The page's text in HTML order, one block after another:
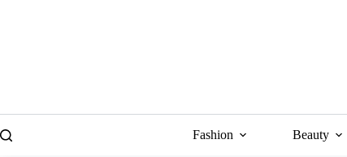
Fashion Beauty